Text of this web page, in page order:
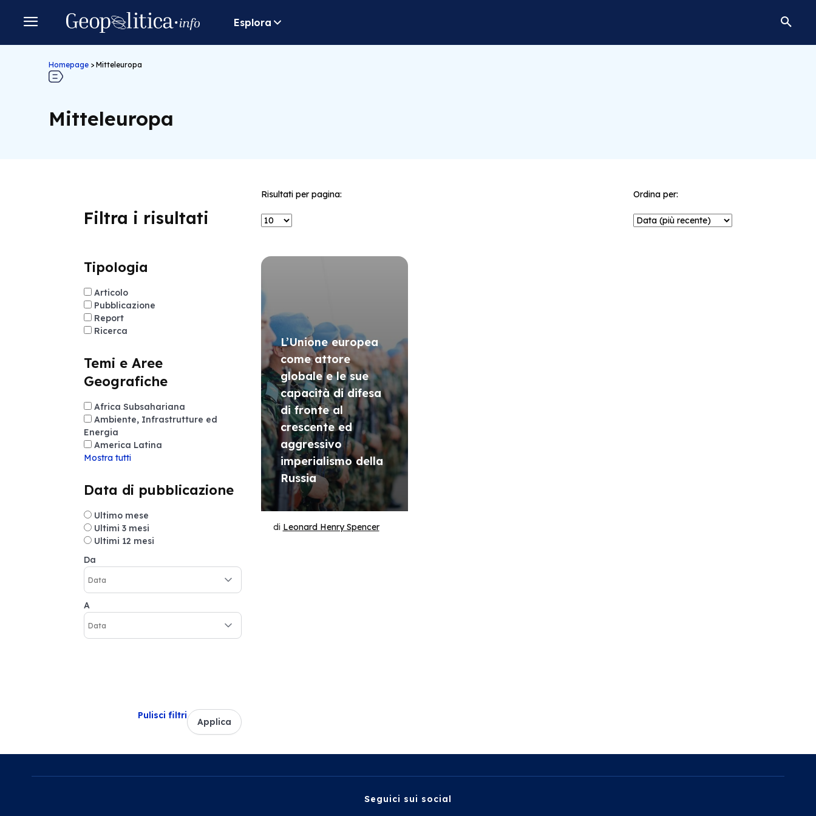
Esplora
Homepage > Mitteleuropa
Mitteleuropa
Filtra i risultati
Tipologia
Articolo
Pubblicazione
Report
Ricerca
Temi e Aree
Geografiche
Africa Subsahariana
Ambiente, Infrastrutture ed
Energia
America Latina
Mostra tutti
Data di pubblicazione
Ultimo mese
Ultimi 3 mesi
Ultimi 12 mesi
Da
A
Pulisci filtri
Applica
Risultati per pagina: Ordina per:
L’Unione europea
come attore
globale e le sue
capacità di difesa
di fronte al
crescente ed
aggressivo
imperialismo della
Russia
di Leonard Henry Spencer
Seguici sui social